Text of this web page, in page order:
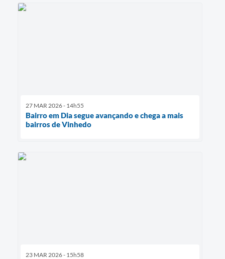
27 MAR 2026 - 14h55
Bairro em Dia segue avançando e chega a mais
bairros de Vinhedo
23 MAR 2026 - 15h58